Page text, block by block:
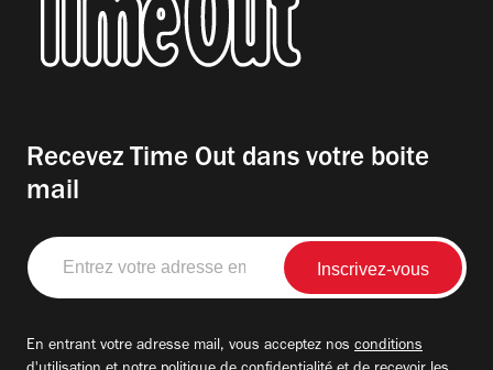
Recevez Time Out dans votre boite
mail
Entrez
votre
adresse
En entrant votre adresse mail, vous acceptez nos conditions